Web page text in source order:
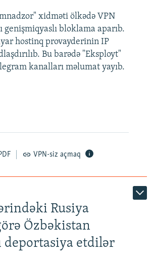
xidməti ölkədə VPN
genişmiqyaslı bloklama aparıb.
hostinq provayderinin IP
Bu barədə "Eksployt"
kanalları məlumat yayıb.
VPN-siz açmaq
Rusiya
Özbəkistan
deportasiya etdilər